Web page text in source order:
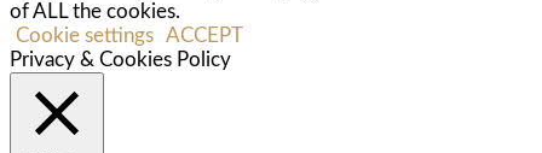
of ALL the cookies.
Cookie settings ACCEPT
Privacy & Cookies Policy